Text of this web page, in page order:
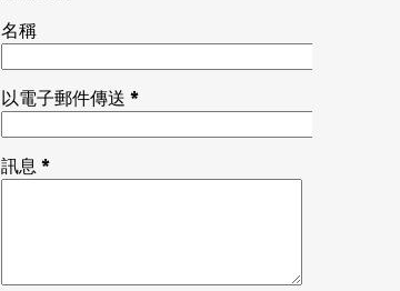
名稱
以電子郵件傳送 *
訊息 *